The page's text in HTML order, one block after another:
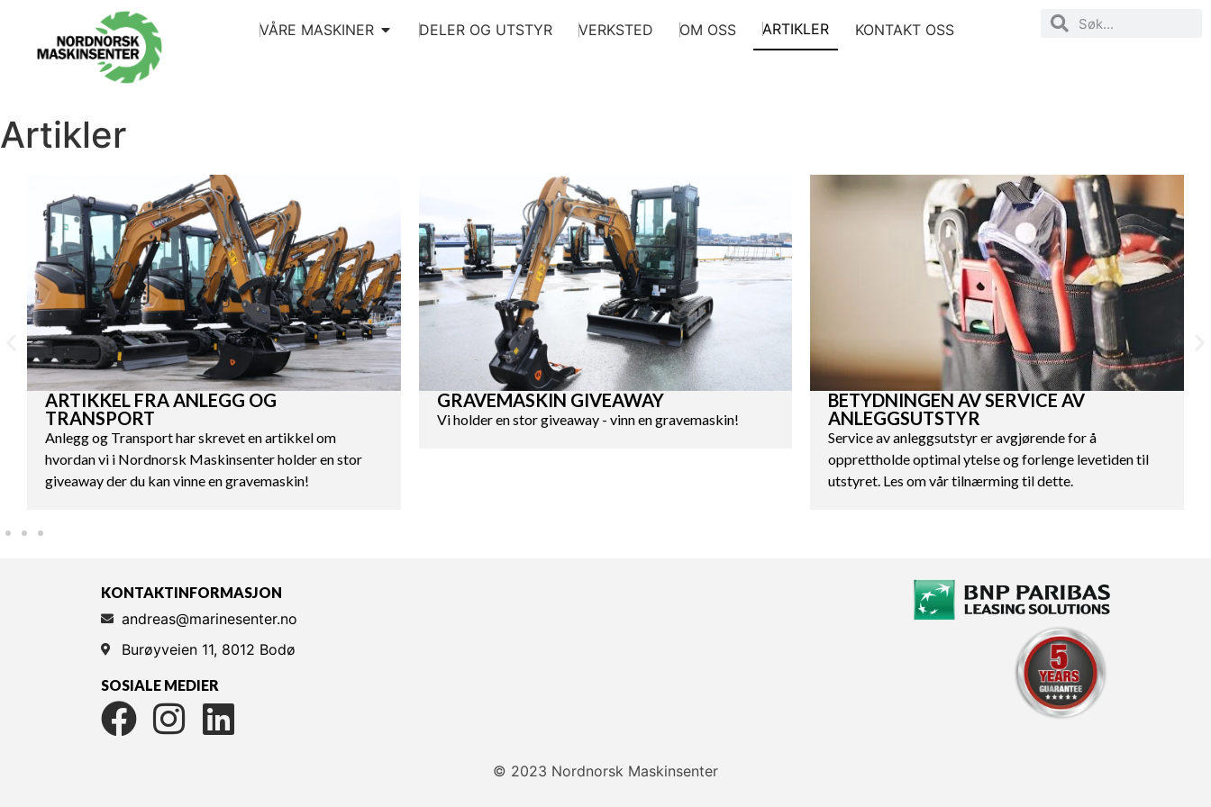
VÅRE MASKINER DELER OG UTSTYR VERKSTED OM OSS ARTIKLER KONTAKT OSS
Artikler
ARTIKKEL FRA ANLEGG OG
TRANSPORT
Anlegg og Transport har skrevet en artikkel om
hvordan vi i Nordnorsk Maskinsenter holder en stor
giveaway der du kan vinne en gravemaskin!
GRAVEMASKIN GIVEAWAY
Vi holder en stor giveaway - vinn en gravemaskin!
BETYDNINGEN AV SERVICE AV
ANLEGGSUTSTYR
Service av anleggsutstyr er avgjørende for å
opprettholde optimal ytelse og forlenge levetiden til
utstyret. Les om vår tilnærming til dette.
KONTAKTINFORMASJON
andreas@marinesenter.no
Burøyveien 11, 8012 Bodø
SOSIALE MEDIER
© 2023 Nordnorsk Maskinsenter